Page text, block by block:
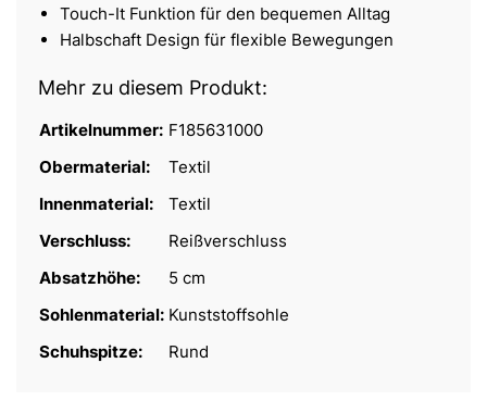
Touch-It Funktion für den bequemen Alltag
Halbschaft Design für flexible Bewegungen
Mehr zu diesem Produkt:
Artikelnummer: F185631000
Obermaterial:
Textil
Innenmaterial:
Textil
Verschluss:
Reißverschluss
Absatzhöhe:
5 cm
Sohlenmaterial: Kunststoffsohle
Schuhspitze:
Rund